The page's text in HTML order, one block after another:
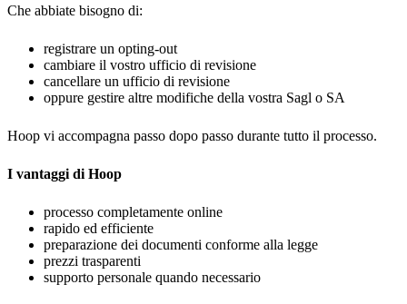
Che abbiate bisogno di:
registrare un opting-out
cambiare il vostro ufficio di revisione
cancellare un ufficio di revisione
oppure gestire altre modifiche della vostra Sagl o SA
Hoop vi accompagna passo dopo passo durante tutto il processo.
I vantaggi di Hoop
processo completamente online
rapido ed efficiente
preparazione dei documenti conforme alla legge
prezzi trasparenti
supporto personale quando necessario